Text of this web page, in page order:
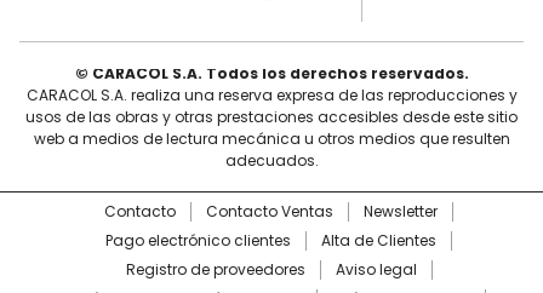
© CARACOL S.A. Todos los derechos reservados.
CARACOL S.A. realiza una reserva expresa de las reproducciones y
usos de las obras y otras prestaciones accesibles desde este sitio
web a medios de lectura mecánica u otros medios que resulten
adecuados.
Contacto Contacto Ventas
Newsletter
Pago electrónico clientes
Alta de Clientes
Registro de proveedores
Aviso legal